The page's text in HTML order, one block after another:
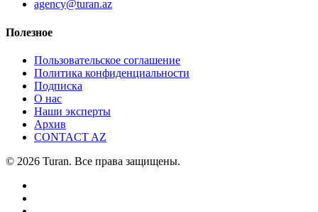
agency@turan.az
Полезное
Пользовательское соглашение
Политика конфиденциальности
Подписка
О нас
Наши эксперты
Архив
CONTACT AZ
© 2026 Turan. Все права защищены.